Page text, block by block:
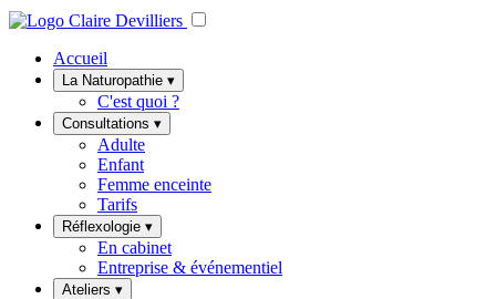
Accueil
La Naturopathie ▾
C'est quoi ?
Consultations ▾
Adulte
Enfant
Femme enceinte
Tarifs
Réflexologie ▾
En cabinet
Entreprise & événementiel
Ateliers ▾